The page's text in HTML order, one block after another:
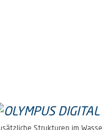
Alfred-Wegener-
Strukturen im